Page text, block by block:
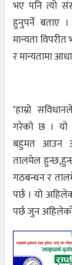
भए पनि त्यो
हुनुपर्ने बताए
मान्यता
र मान्यतामा
‘हाम्रो
गरेको छ । यो
बहुमत आउन
तालमेल
गठबन्धन र
पर्छ । यो
पर्छ जुन